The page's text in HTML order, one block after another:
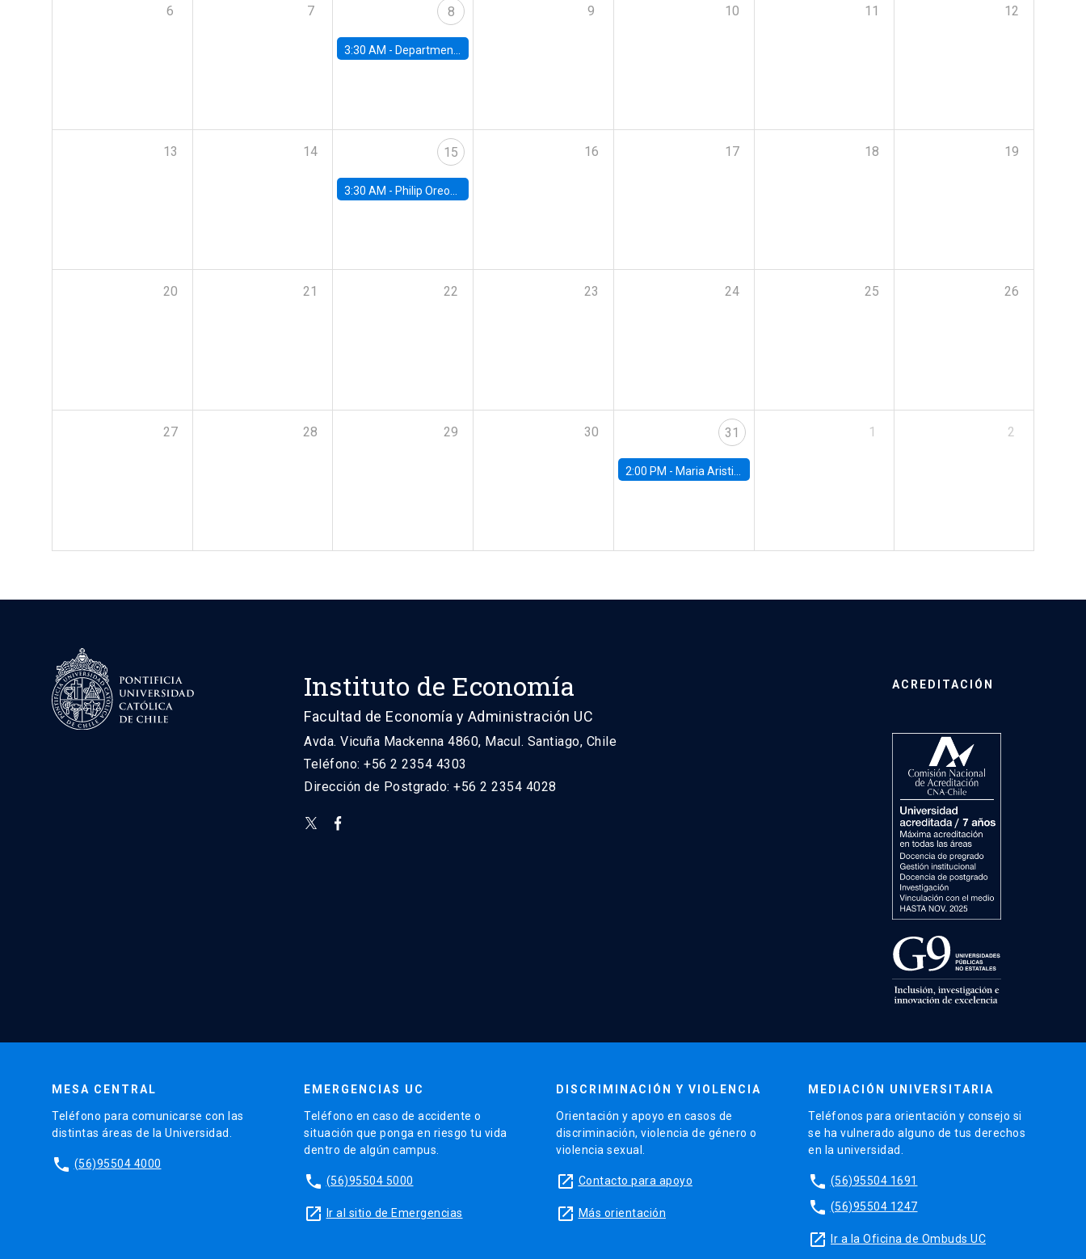
6 7 8
3:30 AM - Department Seminar: James Robinson
9 10 11 12
13 14 15
3:30 AM - Philip Oreopolous, University of Toronto
16 17 18 19
20 21 22 23 24 25 26
27 28 29 30 31
2:00 PM - Maria Aristizabal-Ramirez, FED Board
1 2
Instituto de Economía
Facultad de Economía y Administración UC
Avda. Vicuña Mackenna 4860, Macul. Santiago, Chile
Teléfono: +56 2 2354 4303
Dirección de Postgrado: +56 2 2354 4028
ACREDITACIÓN
MESA CENTRAL
Teléfono para comunicarse con las
distintas áreas de la Universidad.
phone (56)95504 4000
EMERGENCIAS UC
Teléfono en caso de accidente o
situación que ponga en riesgo tu vida
dentro de algún campus.
phone (56)95504 5000
launch Ir al sitio de Emergencias
DISCRIMINACIÓN Y VIOLENCIA
Orientación y apoyo en casos de
discriminación, violencia de género o
violencia sexual.
launch Contacto para apoyo
launch Más orientación
MEDIACIÓN UNIVERSITARIA
Teléfonos para orientación y consejo si
se ha vulnerado alguno de tus derechos
en la universidad.
phone (56)95504 1691
phone (56)95504 1247
launch Ir a la Oficina de Ombuds UC